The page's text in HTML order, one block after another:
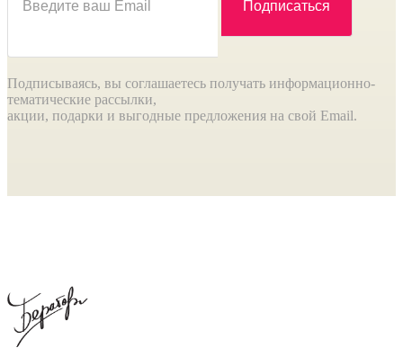
Подписываясь, вы соглашаетесь получать информационно-
тематические рассылки,
акции, подарки и выгодные предложения на свой Email.